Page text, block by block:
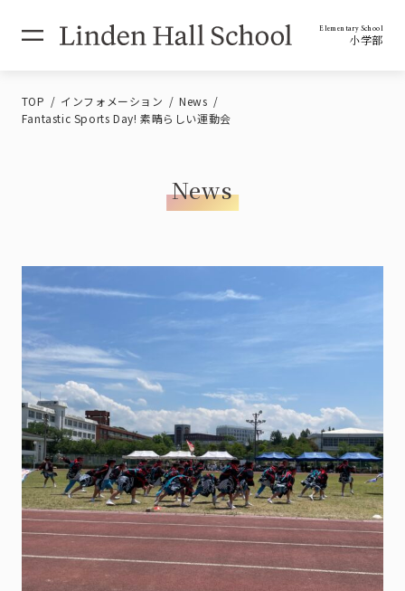
Elementary School
小学部
TOP インフォメーション
News
Fantastic Sports Day! 素晴らしい運動会
News